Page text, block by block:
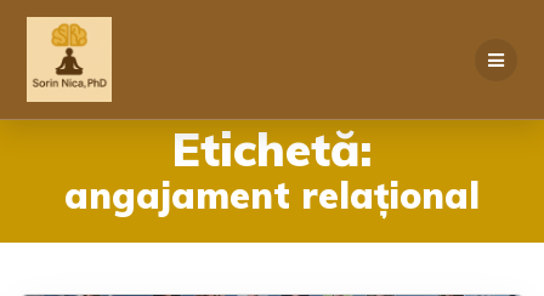
Etichetă:
angajament relațional